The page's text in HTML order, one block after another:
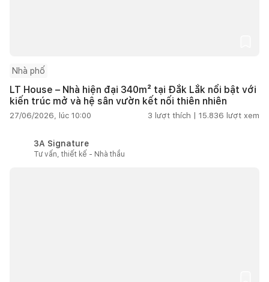
Nhà phố
LT House – Nhà hiện đại 340m² tại Đắk Lắk nổi bật với
kiến trúc mở và hệ sân vườn kết nối thiên nhiên
27/06/2026, lúc 10:00 3 lượt thích | 15.836 lượt xem
3A Signature
Tư vấn, thiết kế - Nhà thầu